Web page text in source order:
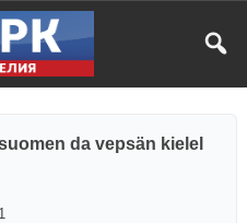
da vepsän kielel